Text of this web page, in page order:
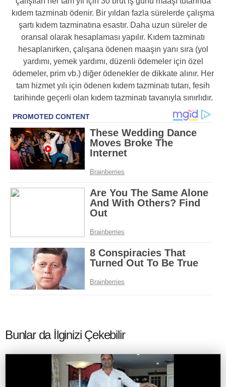
kıdem tazminatı ödenir. Bir yıldan fazla sürelerde çalışma
şartı kıdem tazminatına esastır. Daha uzun süreler de
oransal olarak hesaplaması yapılır. Kıdem tazminatı
hesaplanırken, çalışana ödenen maaşın yanı sıra (yol
yardımı, yemek yardımı, düzenli ödemeler için özel
ödemeler, prim vb.) diğer ödenekler de dikkate alınır. Her
tam hizmet yılı için ödenen kıdem tazminatı tutarı, fesih
tarihinde geçerli olan kıdem tazminatı tavanıyla sınırlıdır.
Bunlar da İlginizi Çekebilir